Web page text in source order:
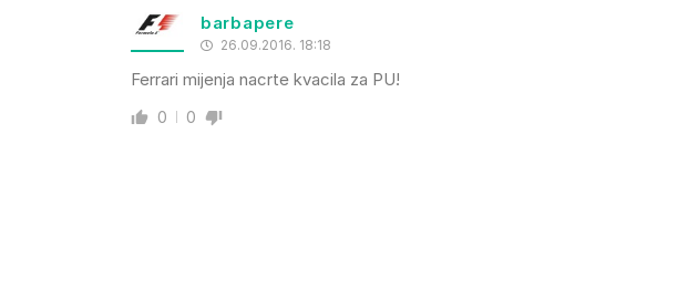
barbapere
26.09.2016. 18:18
Ferrari mijenja nacrte kvacila za PU!
0 0